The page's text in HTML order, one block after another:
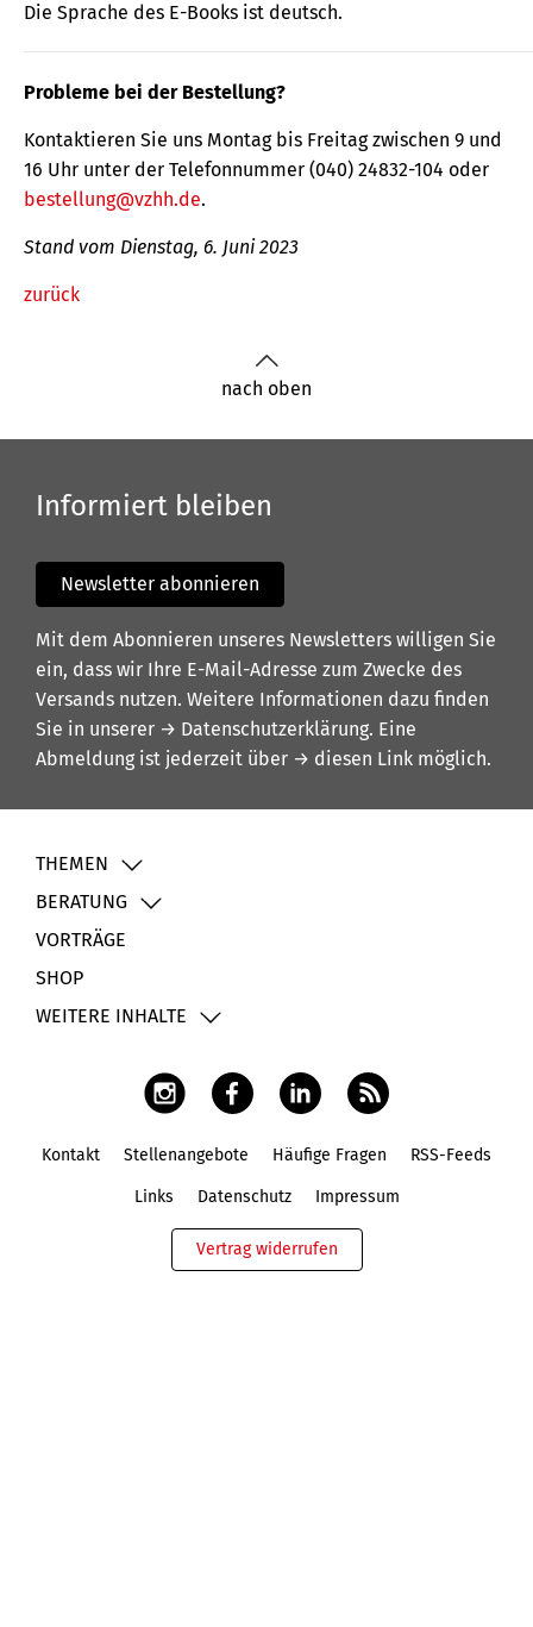
Die Sprache des E-Books ist deutsch.
Probleme bei der Bestellung?
Kontaktieren Sie uns Montag bis Freitag zwischen 9 und
16 Uhr unter der Telefonnummer (040) 24832-104 oder
bestellung@vzhh.de.
Stand vom Dienstag, 6. Juni 2023
zurück
nach oben
Informiert bleiben
Newsletter abonnieren
Mit dem Abonnieren unseres Newsletters willigen Sie
ein, dass wir Ihre E-Mail-Adresse zum Zwecke des
Versands nutzen. Weitere Informationen dazu finden
Sie in unserer → Datenschutzerklärung. Eine
Abmeldung ist jederzeit über → diesen Link möglich.
THEMEN
BERATUNG
VORTRÄGE
SHOP
WEITERE INHALTE
Kontakt Stellenangebote Häufige Fragen RSS-Feeds
Links Datenschutz Impressum
Vertrag widerrufen